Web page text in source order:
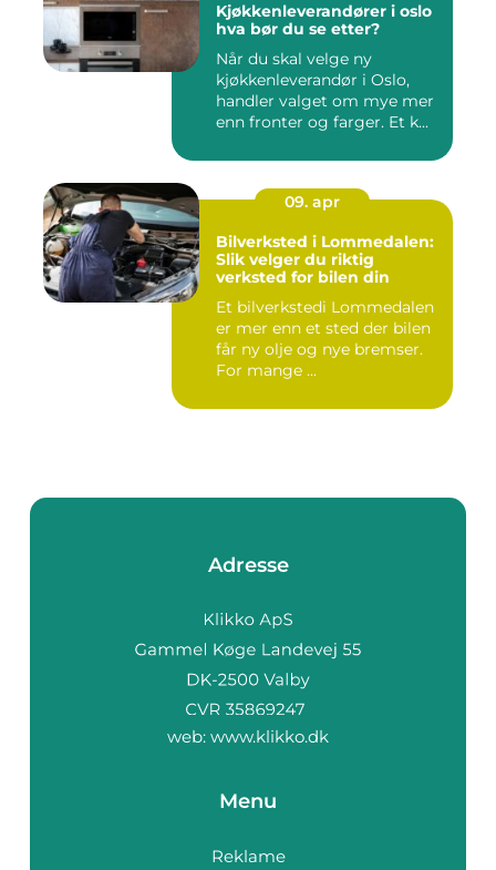
Kjøkkenleverandører i oslo
hva bør du se etter?
Når du skal velge ny
kjøkkenleverandør i Oslo,
handler valget om mye mer
enn fronter og farger. Et k...
09. apr
Bilverksted i Lommedalen:
Slik velger du riktig
verksted for bilen din
Et bilverkstedi Lommedalen
er mer enn et sted der bilen
får ny olje og nye bremser.
For mange ...
Adresse
web: www.klikko.dk
Menu
Reklame